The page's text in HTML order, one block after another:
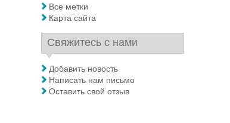
Все метки
Карта сайта
Свяжитесь с нами
Добавить новость
Написать нам письмо
Оставить свой отзыв